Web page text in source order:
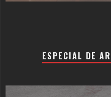
ESPECIAL DE